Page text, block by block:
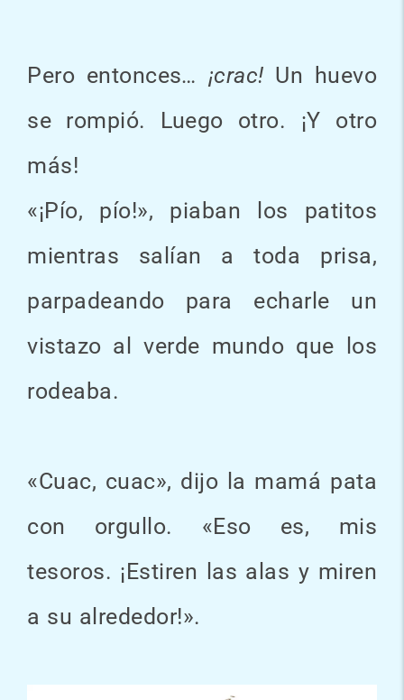
Pero entonces… ¡crac! Un huevo
se rompió. Luego otro. ¡Y otro
más!
«¡Pío, pío!», piaban los patitos
mientras salían a toda prisa,
parpadeando para echarle un
vistazo al verde mundo que los
rodeaba.
«Cuac, cuac», dijo la mamá pata
con orgullo. «Eso es, mis
tesoros. ¡Estiren las alas y miren
a su alrededor!».